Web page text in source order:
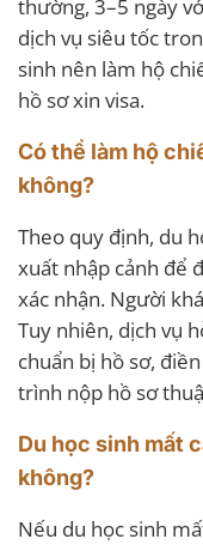
thường, 3–5 ngày
dịch vụ siêu tốc
sinh nên làm hộ
hồ sơ xin visa.
Có thể làm hộ
không?
Theo quy định, du
xuất nhập cảnh để
xác nhận. Người
Tuy nhiên, dịch vụ
chuẩn bị hồ sơ,
trình nộp hồ sơ
Du học sinh mất
không?
Nếu du học sinh